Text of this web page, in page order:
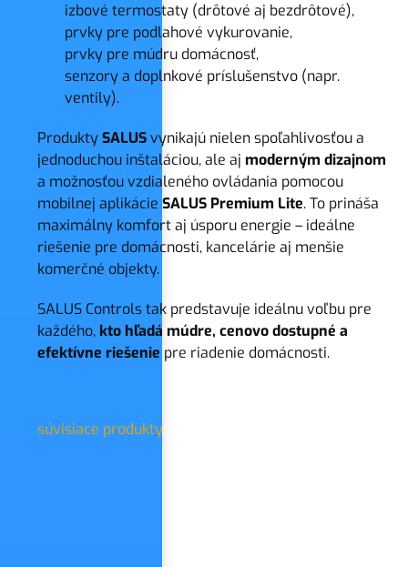
izbové termostaty (drôtové aj bezdrôtové),
prvky pre podlahové vykurovanie,
prvky pre múdru domácnosť,
senzory a doplnkové príslušenstvo (napr.
ventily).
ProduktySALUSvynikajú nielen spoľahlivosťou a
jednoduchou inštaláciou, ale aj moderným dizajnom
a možnosťou vzdialeného ovládania pomocou
mobilnej aplikácie SALUS Premium Lite. To prináša
maximálny komfort aj úsporu energie – ideálne
riešenie pre domácnosti, kancelárie aj menšie
komerčné objekty.
SALUS Controls tak predstavuje ideálnu voľbu pre
každého, kto hľadá múdre, cenovo dostupné a
efektívne riešenie pre riadenie domácnosti.
súvisiace produkty